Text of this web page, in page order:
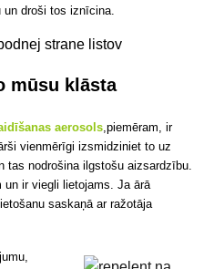
un droši tos iznīcina.
mūsu klāsta
aerosols ,piemēram, ir
vienmērīgi izsmidziniet to uz
tas nodrošina ilgstošu aizsardzību.
un ir viegli lietojams. Ja ārā
saskaņā ar ražotāja